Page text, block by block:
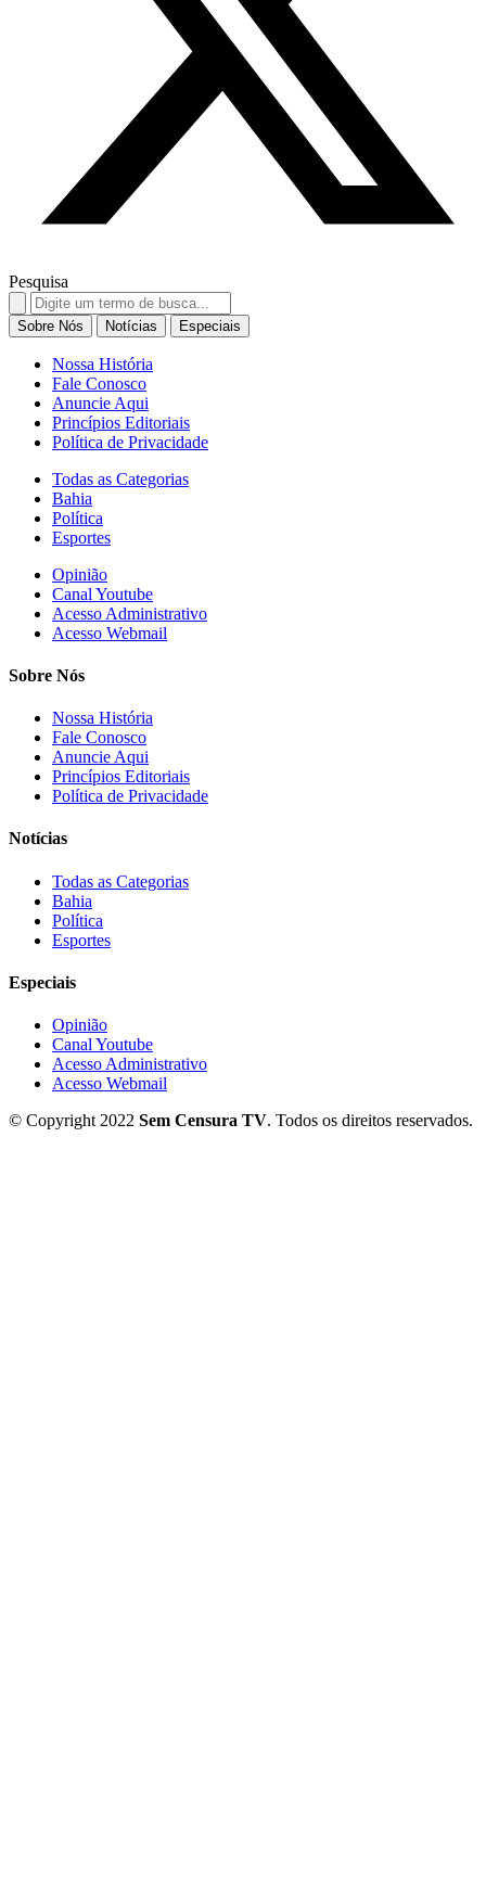
Pesquisa
Search
for:
Sobre Nós Notícias Especiais
Nossa História
Fale Conosco
Anuncie Aqui
Princípios Editoriais
Política de Privacidade
Todas as Categorias
Bahia
Política
Esportes
Opinião
Canal Youtube
Acesso Administrativo
Acesso Webmail
Sobre Nós
Nossa História
Fale Conosco
Anuncie Aqui
Princípios Editoriais
Política de Privacidade
Notícias
Todas as Categorias
Bahia
Política
Esportes
Especiais
Opinião
Canal Youtube
Acesso Administrativo
Acesso Webmail
© Copyright 2022 Sem Censura TV. Todos os direitos reservados.